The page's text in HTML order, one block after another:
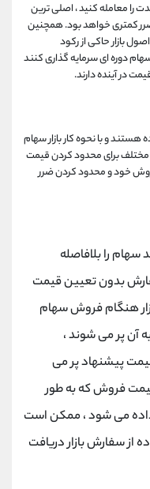
را معامله کنید ، اصلی ترین
کمتری خواهد بود. همچنین
بازار حاکی از رکود
دوره ای سرمایه گذاری کنند
در آینده دارند.
و با نحوه کار بازار سهام
مختلف برای محدود کردن قیمت
خود و محدود کردن ضرر
را بلافاصله
بدون تعیین قیمت
هنگام فروش سهام
آن پر می شوند ،
پیشنهاد پر می
فروش که به طور
می شود ، ممکن است
از سفارش بازار دریافت